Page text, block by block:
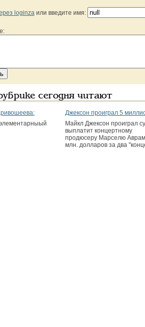
или введите имя:
сегодня читают
Джексон проиграл 5
Майкл Джексон проиграл
выплатит концертному
продюсеру Марселю
млн. долларов за два